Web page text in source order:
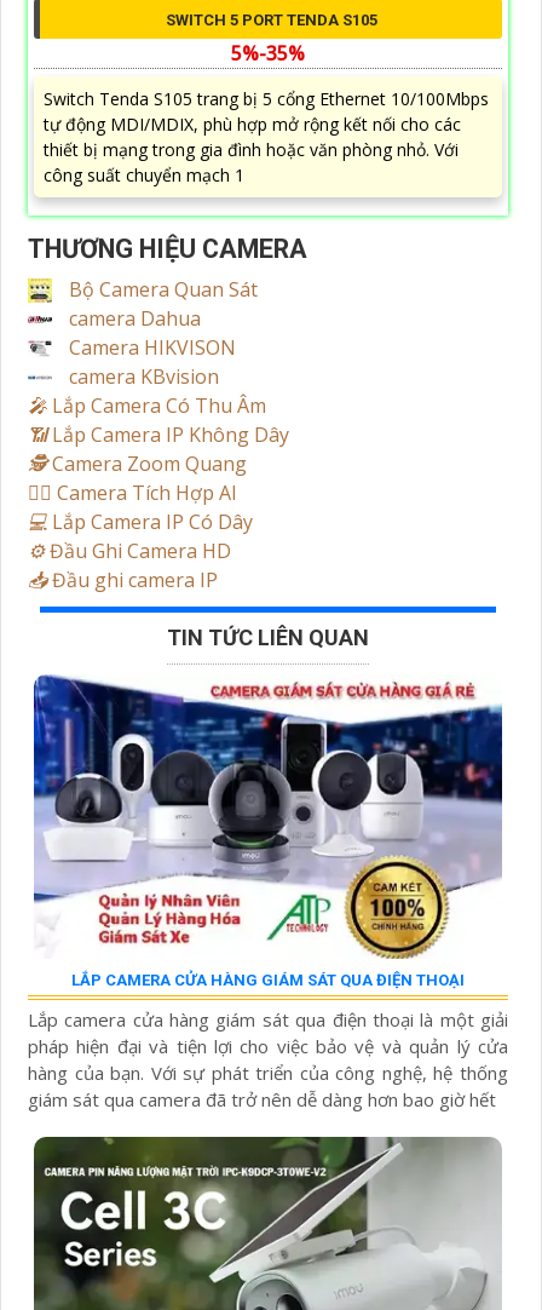
SWITCH 5 PORT TENDA S105
5%-35%
Switch Tenda S105 trang bị 5 cổng Ethernet 10/100Mbps
tự động MDI/MDIX, phù hợp mở rộng kết nối cho các
thiết bị mạng trong gia đình hoặc văn phòng nhỏ. Với
công suất chuyển mạch 1
THƯƠNG HIỆU CAMERA
Bộ Camera Quan Sát
camera Dahua
Camera HIKVISON
camera KBvision
️🎤️ Lắp Camera Có Thu Âm
📶Lắp Camera IP Không Dây
🕵️Camera Zoom Quang
🧛‍♀️ Camera Tích Hợp AI
💻 Lắp Camera IP Có Dây
⚙️Đầu Ghi Camera HD
📥Đầu ghi camera IP
TIN TỨC LIÊN QUAN
LẮP CAMERA CỬA HÀNG GIÁM SÁT QUA ĐIỆN THOẠI
Lắp camera cửa hàng giám sát qua điện thoại là một giải
pháp hiện đại và tiện lợi cho việc bảo vệ và quản lý cửa
hàng của bạn. Với sự phát triển của công nghệ, hệ thống
giám sát qua camera đã trở nên dễ dàng hơn bao giờ hết